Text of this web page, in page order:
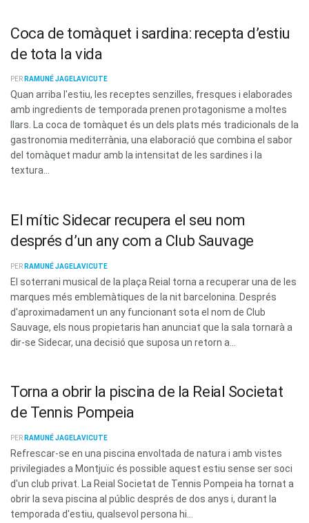
Coca de tomàquet i sardina: recepta d’estiu
de tota la vida
PER RAMUNÉ JAGELAVICUTE
Quan arriba l'estiu, les receptes senzilles, fresques i elaborades
amb ingredients de temporada prenen protagonisme a moltes
llars. La coca de tomàquet és un dels plats més tradicionals de la
gastronomia mediterrània, una elaboració que combina el sabor
del tomàquet madur amb la intensitat de les sardines i la
textura...
El mític Sidecar recupera el seu nom
després d’un any com a Club Sauvage
PER RAMUNÉ JAGELAVICUTE
El soterrani musical de la plaça Reial torna a recuperar una de les
marques més emblemàtiques de la nit barcelonina. Després
d'aproximadament un any funcionant sota el nom de Club
Sauvage, els nous propietaris han anunciat que la sala tornarà a
dir-se Sidecar, una decisió que suposa un retorn a...
Torna a obrir la piscina de la Reial Societat
de Tennis Pompeia
PER RAMUNÉ JAGELAVICUTE
Refrescar-se en una piscina envoltada de natura i amb vistes
privilegiades a Montjuïc és possible aquest estiu sense ser soci
d'un club privat. La Reial Societat de Tennis Pompeia ha tornat a
obrir la seva piscina al públic després de dos anys i, durant la
temporada d'estiu, qualsevol persona hi...